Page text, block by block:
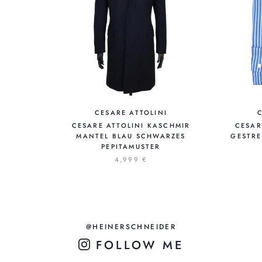
CESARE ATTOLINI
CESARE ATTOLINI KASCHMIR
MANTEL BLAU SCHWARZES
PEPITAMUSTER
4,999 €
@HEINERSCHNEIDER
FOLLOW ME